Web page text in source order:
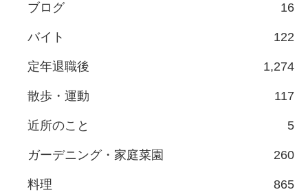
ブログ 16
バイト 122
定年退職後 1,274
散歩・運動 117
近所のこと 5
ガーデニング・家庭菜園 260
料理 865